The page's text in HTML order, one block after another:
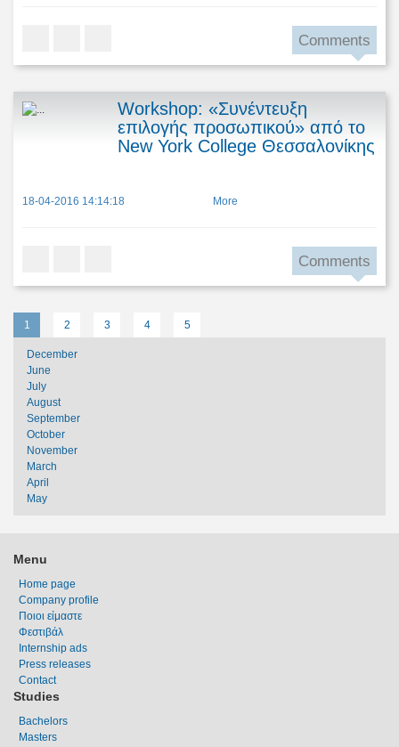
Comments
Workshop: «Συνέντευξη
επιλογής προσωπικού» από το
New York College Θεσσαλονίκης
18-04-2016 14:14:18 More
Comments
1 2 3 4 5
December
June
July
August
September
October
November
March
April
May
Menu
Home page
Company profile
Ποιοι είμαστε
Φεστιβάλ
Internship ads
Press releases
Contact
Studies
Bachelors
Masters